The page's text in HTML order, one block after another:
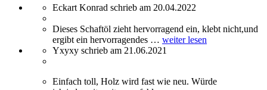
Eckart Konrad schrieb am 20.04.2022
Dieses Schaftöl zieht hervorragend ein, klebt nicht,und
ergibt ein hervorragendes … weiter lesen
Yxyxy schrieb am 21.06.2021
Einfach toll, Holz wird fast wie neu. Würde